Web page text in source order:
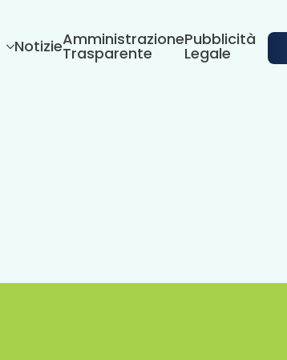
NotizieAmministrazione
Trasparente
Pubblicità
Legale